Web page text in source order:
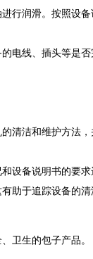
行润滑。按照设
电线、插头等是
清洁和维护方法
设备说明书的要求
助于追踪设备的
卫生的包子产品。